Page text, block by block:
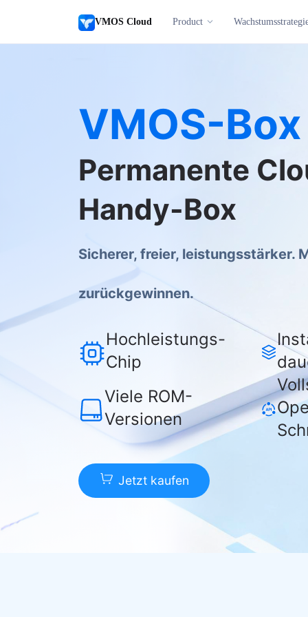
VMOS Cloud Product
VMOS-Box
Permanente
Handy-Box
Sicherer, freier, leistungsstärker.
zurückgewinnen.
Hochleistungs-
Chip
Viele ROM-
Versionen
Jetzt kaufen